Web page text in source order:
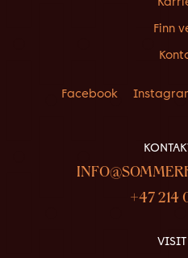
Facebook
Finn
VISIT
+47 214